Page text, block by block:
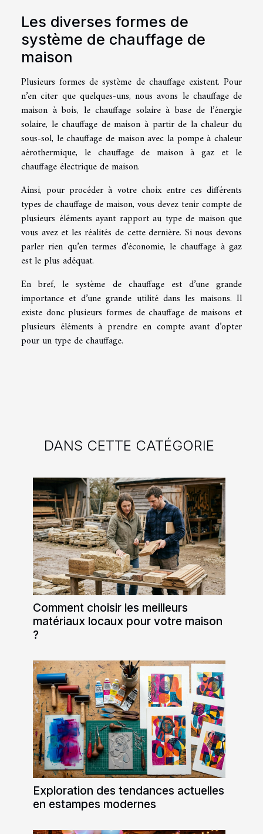
Les diverses formes de
système de chauffage de
maison
Plusieurs formes de système de chauffage existent. Pour
n’en citer que quelques-uns, nous avons le chauffage de
maison à bois, le chauffage solaire à base de l’énergie
solaire, le chauffage de maison à partir de la chaleur du
sous-sol, le chauffage de maison avec la pompe à chaleur
aérothermique, le chauffage de maison à gaz et le
chauffage électrique de maison.
Ainsi, pour procéder à votre choix entre ces différents
types de chauffage de maison, vous devez tenir compte de
plusieurs éléments ayant rapport au type de maison que
vous avez et les réalités de cette dernière. Si nous devons
parler rien qu’en termes d’économie, le chauffage à gaz
est le plus adéquat.
En bref, le système de chauffage est d’une grande
importance et d’une grande utilité dans les maisons. Il
existe donc plusieurs formes de chauffage de maisons et
plusieurs éléments à prendre en compte avant d’opter
pour un type de chauffage.
DANS CETTE CATÉGORIE
Comment choisir les meilleurs
matériaux locaux pour votre maison
?
Exploration des tendances actuelles
en estampes modernes